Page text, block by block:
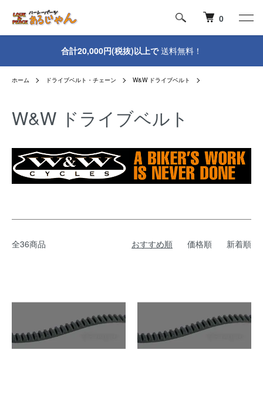
0
合計20,000円(税抜)以上で送料無料！
ホーム ドライブベルト・チェーン W&W ドライブベルト
W&W ドライブベルト
全36商品 おすすめ順 価格順 新着順